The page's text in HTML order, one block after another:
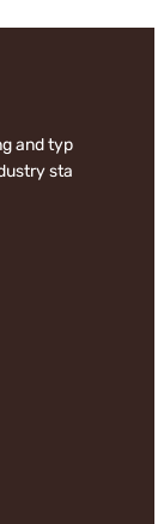
and typ
sta